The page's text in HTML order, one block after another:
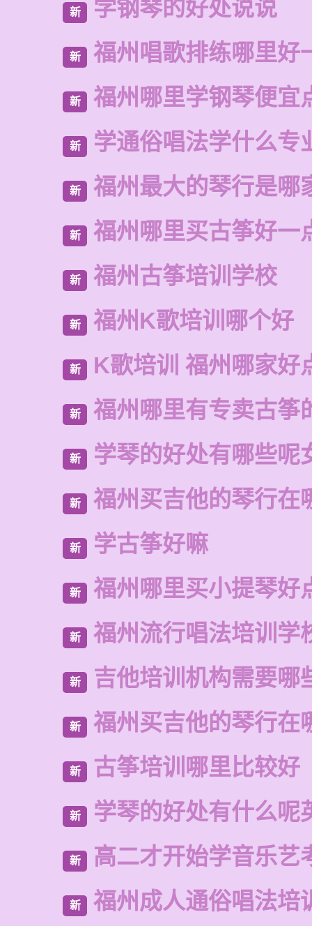
新 学钢琴的好处说说
新 福州唱歌排练哪里好
新 福州哪里学钢琴便宜
新 学通俗唱法学什么专
新 福州最大的琴行是哪
新 福州哪里买古筝好一
新 福州古筝培训学校
新 福州K歌培训哪个好
新 K歌培训 福州哪家好
新 福州哪里有专卖古筝
新 学琴的好处有哪些呢
新 福州买吉他的琴行在
新 学古筝好嘛
新 福州哪里买小提琴好
新 福州流行唱法培训学
新 吉他培训机构需要哪
新 福州买吉他的琴行在
新 古筝培训哪里比较好
新 学琴的好处有什么呢
新 高二才开始学音乐艺
新 福州成人通俗唱法培